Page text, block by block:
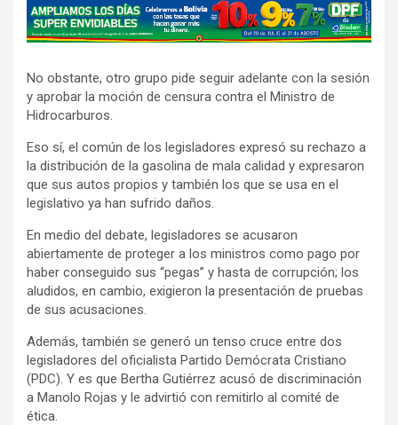
A
d
e
r
t
i
s
e
e
n
t
:
No obstante, otro grupo pide seguir adelante con la sesión
y aprobar la moción de censura contra el Ministro de
Hidrocarburos.
Eso sí, el común de los legisladores expresó su rechazo a
la distribución de la gasolina de mala calidad y expresaron
que sus autos propios y también los que se usa en el
legislativo ya han sufrido daños.
En medio del debate, legisladores se acusaron
abiertamente de proteger a los ministros como pago por
haber conseguido sus “pegas” y hasta de corrupción; los
aludidos, en cambio, exigieron la presentación de pruebas
de sus acusaciones.
Además, también se generó un tenso cruce entre dos
legisladores del oficialista Partido Demócrata Cristiano
(PDC). Y es que Bertha Gutiérrez acusó de discriminación
a Manolo Rojas y le advirtió con remitirlo al comité de
ética.